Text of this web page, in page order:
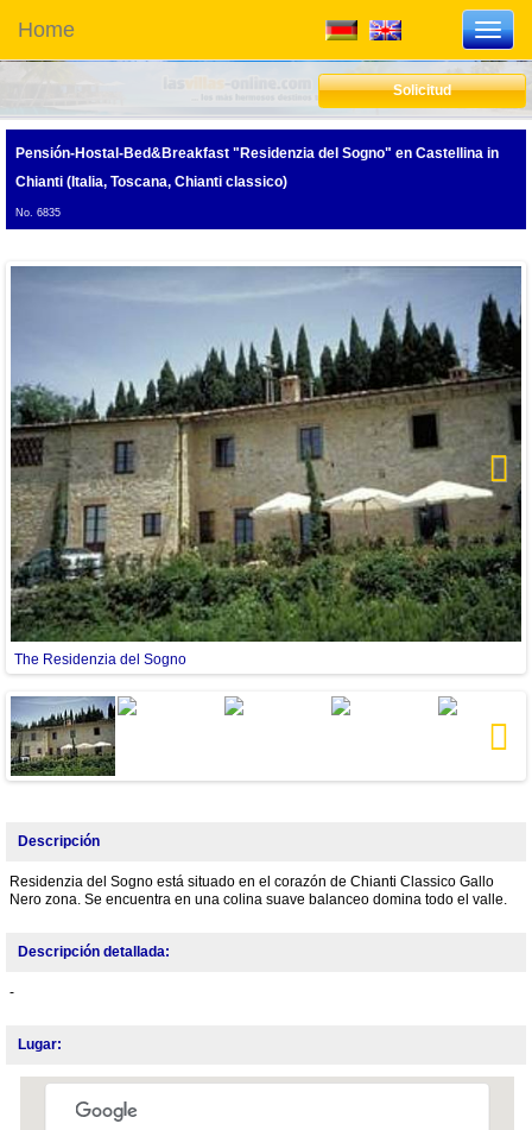
Home
Pensión-Hostal-Bed&Breakfast "Residenzia del Sogno" en Castellina in
Chianti (Italia, Toscana, Chianti classico)
No. 6835
Solicitud
The Residenzia del Sogno
Next
Descripción
Residenzia del Sogno está situado en el corazón de Chianti Classico Gallo
Nero zona. Se encuentra en una colina suave balanceo domina todo el valle.
Descripción detallada:
-
Lugar: